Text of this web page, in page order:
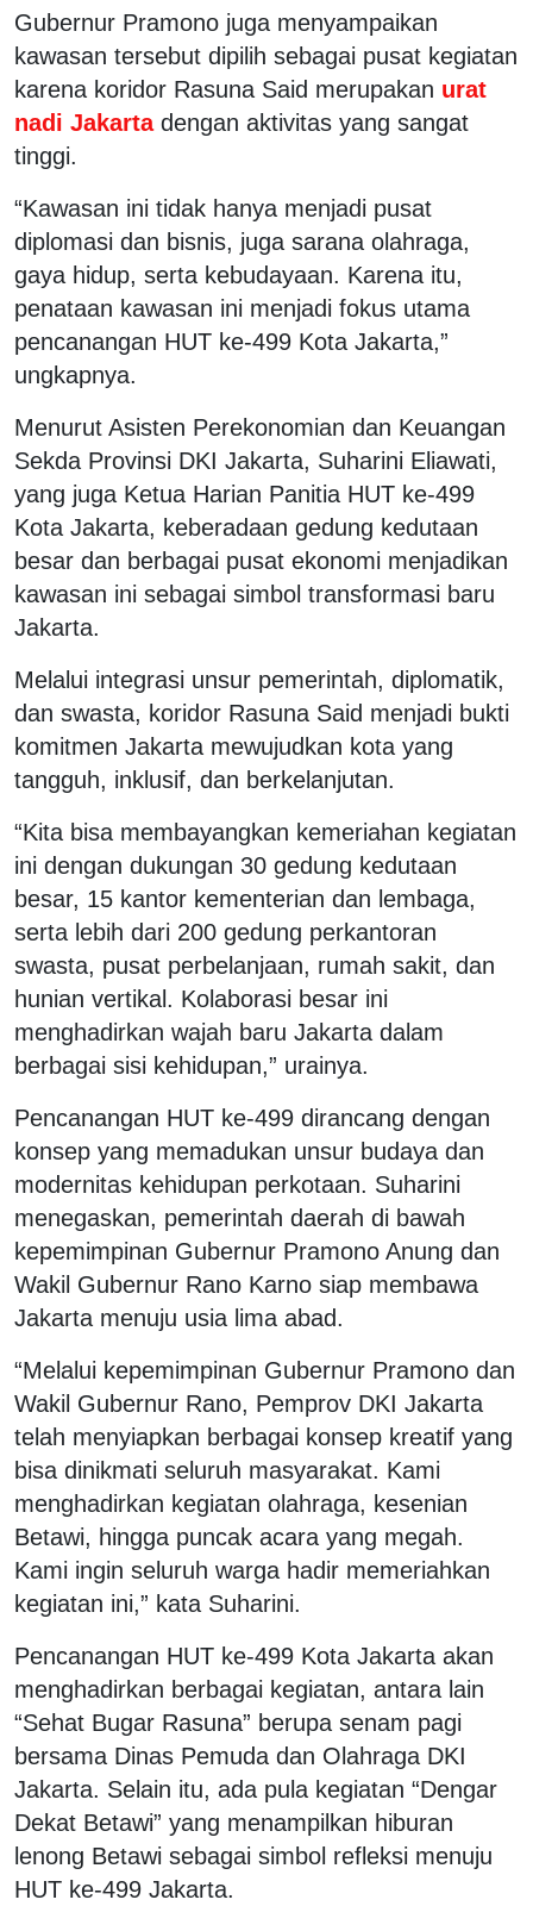
Gubernur Pramono juga menyampaikan
kawasan tersebut dipilih sebagai pusat kegiatan
karena koridor Rasuna Said merupakan urat
nadi Jakarta dengan aktivitas yang sangat
tinggi.
“Kawasan ini tidak hanya menjadi pusat
diplomasi dan bisnis, juga sarana olahraga,
gaya hidup, serta kebudayaan. Karena itu,
penataan kawasan ini menjadi fokus utama
pencanangan HUT ke-499 Kota Jakarta,”
ungkapnya.
Menurut Asisten Perekonomian dan Keuangan
Sekda Provinsi DKI Jakarta, Suharini Eliawati,
yang juga Ketua Harian Panitia HUT ke-499
Kota Jakarta, keberadaan gedung kedutaan
besar dan berbagai pusat ekonomi menjadikan
kawasan ini sebagai simbol transformasi baru
Jakarta.
Melalui integrasi unsur pemerintah, diplomatik,
dan swasta, koridor Rasuna Said menjadi bukti
komitmen Jakarta mewujudkan kota yang
tangguh, inklusif, dan berkelanjutan.
“Kita bisa membayangkan kemeriahan kegiatan
ini dengan dukungan 30 gedung kedutaan
besar, 15 kantor kementerian dan lembaga,
serta lebih dari 200 gedung perkantoran
swasta, pusat perbelanjaan, rumah sakit, dan
hunian vertikal. Kolaborasi besar ini
menghadirkan wajah baru Jakarta dalam
berbagai sisi kehidupan,” urainya.
Pencanangan HUT ke-499 dirancang dengan
konsep yang memadukan unsur budaya dan
modernitas kehidupan perkotaan. Suharini
menegaskan, pemerintah daerah di bawah
kepemimpinan Gubernur Pramono Anung dan
Wakil Gubernur Rano Karno siap membawa
Jakarta menuju usia lima abad.
“Melalui kepemimpinan Gubernur Pramono dan
Wakil Gubernur Rano, Pemprov DKI Jakarta
telah menyiapkan berbagai konsep kreatif yang
bisa dinikmati seluruh masyarakat. Kami
menghadirkan kegiatan olahraga, kesenian
Betawi, hingga puncak acara yang megah.
Kami ingin seluruh warga hadir memeriahkan
kegiatan ini,” kata Suharini.
Pencanangan HUT ke-499 Kota Jakarta akan
menghadirkan berbagai kegiatan, antara lain
“Sehat Bugar Rasuna” berupa senam pagi
bersama Dinas Pemuda dan Olahraga DKI
Jakarta. Selain itu, ada pula kegiatan “Dengar
Dekat Betawi” yang menampilkan hiburan
lenong Betawi sebagai simbol refleksi menuju
HUT ke-499 Jakarta.